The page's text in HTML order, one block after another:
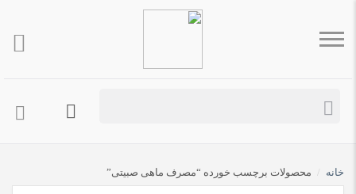
خانه / محصولات برچسب خورده “مصرف ماهی صبیتی”